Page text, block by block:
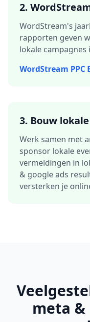
2.
WordStream's
rapporten geven
lokale
WordStream
3. Bouw
Werk samen met
sponsor lokale
vermeldingen in
& google ads
versterken je
meta &